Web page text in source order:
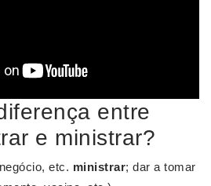
entre
e ministrar?
etc. ministrar; dar a tomar